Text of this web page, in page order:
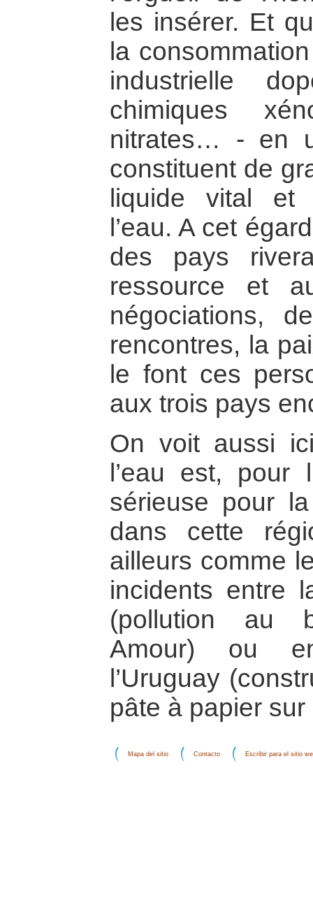
les insérer. Et
la
industrielle
chimiques
nitrates… - en
constituent de
liquide vital et
l’eau. A cet
des pays
ressource et
négociations,
rencontres, la
le font ces
aux trois pays
On voit aussi
l’eau est, pour
sérieuse pour
dans cette
ailleurs comme
incidents entre
(pollution au
Amour) ou
l’Uruguay
pâte à papier
Mapa del sitio Contacto Escribir para el sitio